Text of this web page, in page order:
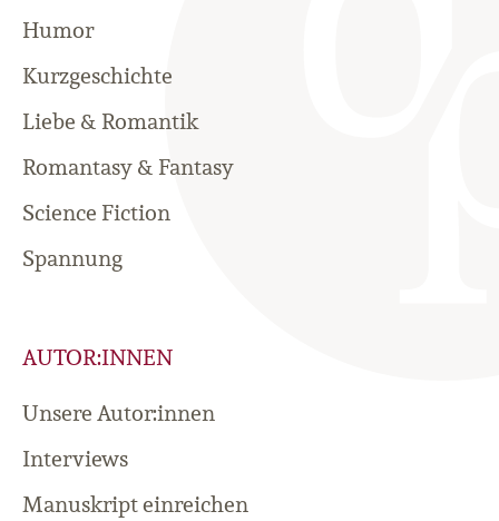
Humor
Kurzgeschichte
Liebe & Romantik
Romantasy & Fantasy
Science Fiction
Spannung
AUTOR:INNEN
Unsere Autor:innen
Interviews
Manuskript einreichen